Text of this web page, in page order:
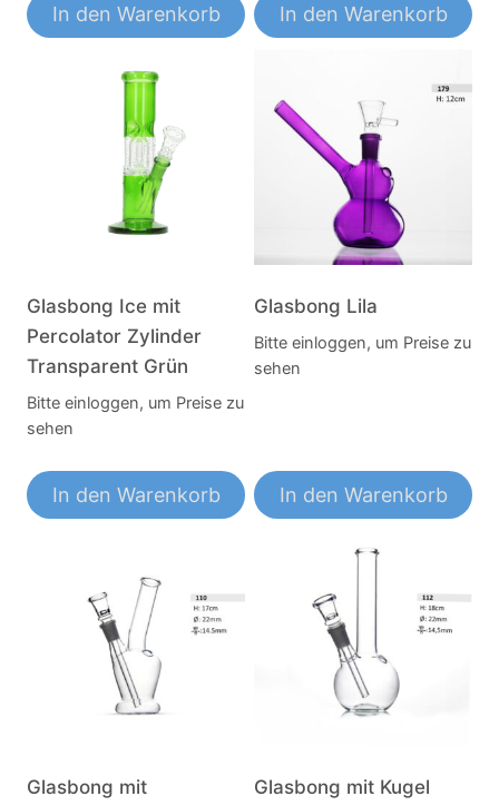
In den Warenkorb In den Warenkorb
Glasbong Ice mit
Percolator Zylinder
Transparent Grün
Bitte einloggen, um Preise zu
sehen
In den Warenkorb
Glasbong Lila
Bitte einloggen, um Preise zu
sehen
In den Warenkorb
Glasbong mit
Glasbong mit Kugel